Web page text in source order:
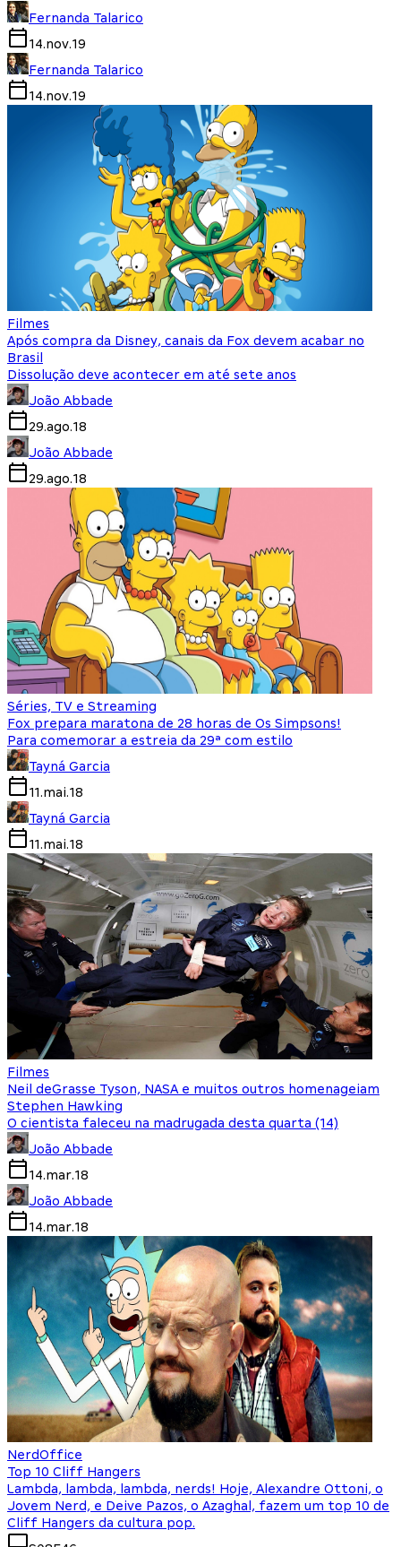
Fernanda Talarico
14.nov.19
Fernanda Talarico
14.nov.19
Filmes
Após compra da Disney, canais da Fox devem acabar no
Brasil
Dissolução deve acontecer em até sete anos
João Abbade
29.ago.18
João Abbade
29.ago.18
Séries, TV e Streaming
Fox prepara maratona de 28 horas de Os Simpsons!
Para comemorar a estreia da 29ª com estilo
Tayná Garcia
11.mai.18
Tayná Garcia
11.mai.18
Filmes
Neil deGrasse Tyson, NASA e muitos outros homenageiam
Stephen Hawking
O cientista faleceu na madrugada desta quarta (14)
João Abbade
14.mar.18
João Abbade
14.mar.18
NerdOffice
Top 10 Cliff Hangers
Lambda, lambda, lambda, nerds! Hoje, Alexandre Ottoni, o
Jovem Nerd, e Deive Pazos, o Azaghal, fazem um top 10 de
Cliff Hangers da cultura pop.